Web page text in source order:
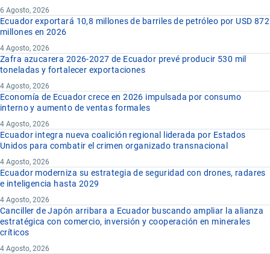
6 Agosto, 2026
Ecuador exportará 10,8 millones de barriles de petróleo por USD 872
millones en 2026
4 Agosto, 2026
Zafra azucarera 2026-2027 de Ecuador prevé producir 530 mil
toneladas y fortalecer exportaciones
4 Agosto, 2026
Economía de Ecuador crece en 2026 impulsada por consumo
interno y aumento de ventas formales
4 Agosto, 2026
Ecuador integra nueva coalición regional liderada por Estados
Unidos para combatir el crimen organizado transnacional
4 Agosto, 2026
Ecuador moderniza su estrategia de seguridad con drones, radares
e inteligencia hasta 2029
4 Agosto, 2026
Canciller de Japón arribara a Ecuador buscando ampliar la alianza
estratégica con comercio, inversión y cooperación en minerales
críticos
4 Agosto, 2026